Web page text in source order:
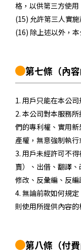
格，以供第三方使用
(15) 允許第三人實施
(16) 除上述以外，
第七條 （內
1. 用戶只能在本公
2. 本公司對本服務
們的專利權、實用
產權，無意強制執
3. 用戶未經許可不
賣）、出借、翻譯
修改、反彙編、反編
4. 無論前款如何規
則使用所提供內容的
第八條 （付